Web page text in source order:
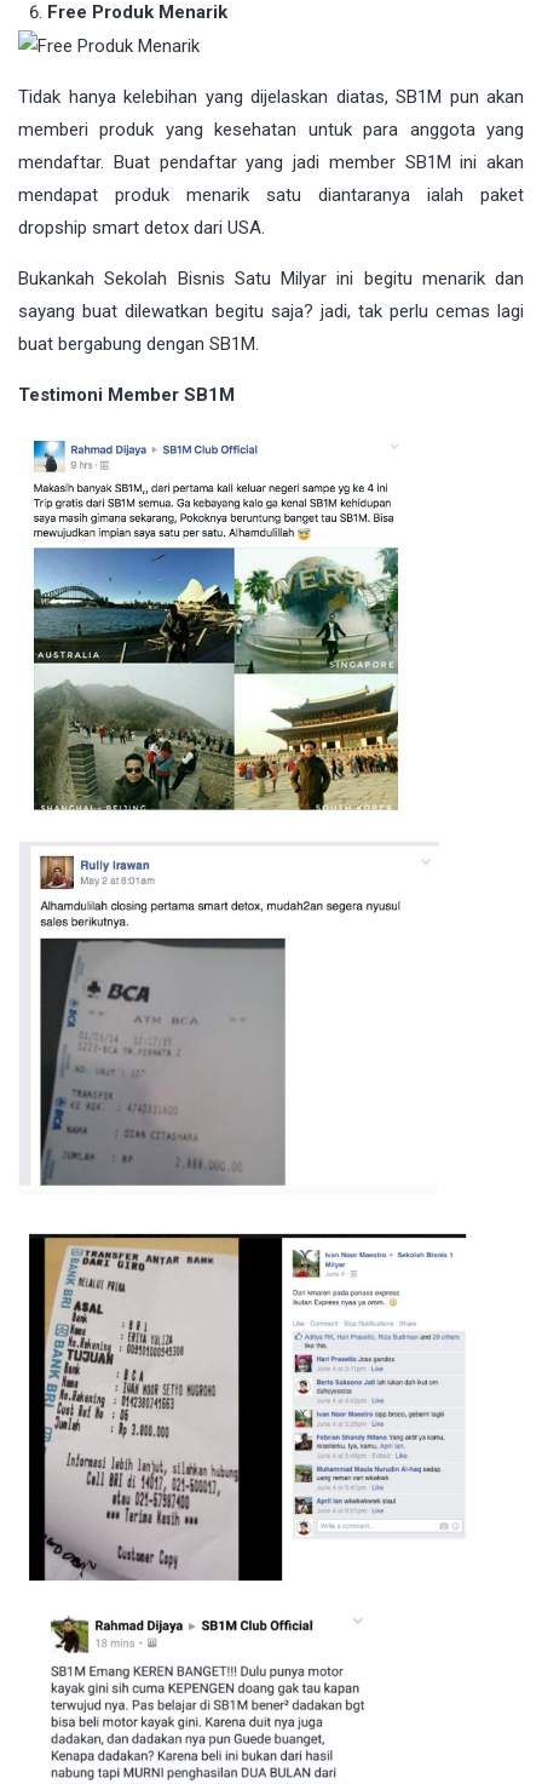
Free Produk Menarik
Tidak hanya kelebihan yang dijelaskan diatas, SB1M pun akan
memberi produk yang kesehatan untuk para anggota yang
mendaftar. Buat pendaftar yang jadi member SB1M ini akan
mendapat produk menarik satu diantaranya ialah paket
dropship smart detox dari USA.
Bukankah Sekolah Bisnis Satu Milyar ini begitu menarik dan
sayang buat dilewatkan begitu saja? jadi, tak perlu cemas lagi
buat bergabung dengan SB1M.
Testimoni Member SB1M